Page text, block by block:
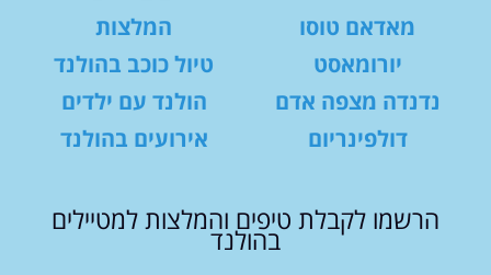
מאדאם טוסו
יורומאסט
נדנדה מצפה אדם
דולפינריום
המלצות
טיול כוכב בהולנד
הולנד עם ילדים
אירועים בהולנד
הרשמו לקבלת טיפים והמלצות למטיילים
בהולנד